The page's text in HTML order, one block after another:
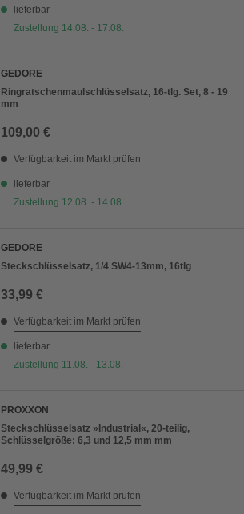
lieferbar
Zustellung 14.08. - 17.08.
GEDORE
Ringratschenmaulschlüsselsatz, 16-tlg. Set, 8 - 19
mm
109,00 €
Verfügbarkeit im Markt prüfen
lieferbar
Zustellung 12.08. - 14.08.
GEDORE
Steckschlüsselsatz, 1/4 SW4-13mm, 16tlg
33,99 €
Verfügbarkeit im Markt prüfen
lieferbar
Zustellung 11.08. - 13.08.
PROXXON
Steckschlüsselsatz »Industrial«, 20-teilig,
Schlüsselgröße: 6,3 und 12,5 mm mm
49,99 €
Verfügbarkeit im Markt prüfen